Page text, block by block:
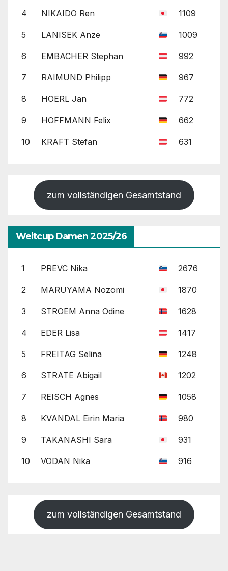
4 NIKAIDO Ren 1109
5 LANISEK Anze 1009
6 EMBACHER Stephan 992
7 RAIMUND Philipp 967
8 HOERL Jan 772
9 HOFFMANN Felix 662
10 KRAFT Stefan 631
zum vollständigen Gesamtstand
Weltcup Damen 2025/26
1 PREVC Nika 2676
2 MARUYAMA Nozomi 1870
3 STROEM Anna Odine 1628
4 EDER Lisa 1417
5 FREITAG Selina 1248
6 STRATE Abigail 1202
7 REISCH Agnes 1058
8 KVANDAL Eirin Maria 980
9 TAKANASHI Sara 931
10 VODAN Nika 916
zum vollständigen Gesamtstand